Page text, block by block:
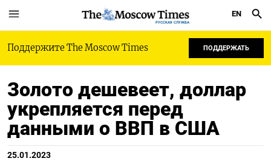
РУССКАЯ СЛУЖБА
EN
Поддержите The Moscow Times ПОДДЕРЖАТЬ
Золото дешевеет, доллар
укрепляется перед
данными о ВВП в США
25.01.2023